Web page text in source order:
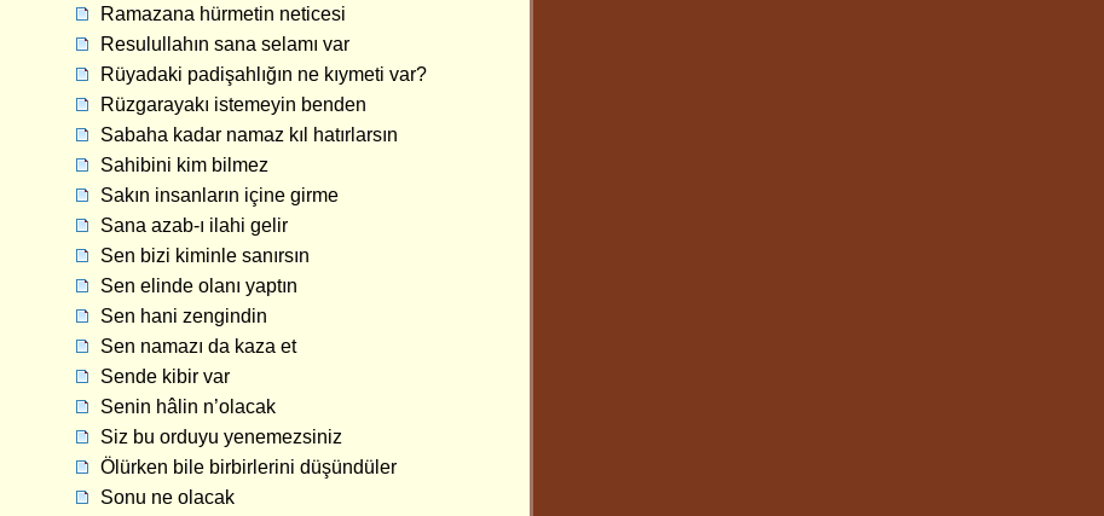
Ramazana hürmetin neticesi
Resulullahın sana selamı var
Rüyadaki padişahlığın ne kıymeti var?
Rüzgarayakı istemeyin benden
Sabaha kadar namaz kıl hatırlarsın
Sahibini kim bilmez
Sakın insanların içine girme
Sana azab-ı ilahi gelir
Sen bizi kiminle sanırsın
Sen elinde olanı yaptın
Sen hani zengindin
Sen namazı da kaza et
Sende kibir var
Senin hâlin n’olacak
Siz bu orduyu yenemezsiniz
Ölürken bile birbirlerini düşündüler
Sonu ne olacak